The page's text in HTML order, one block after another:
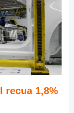
recua 1,8%